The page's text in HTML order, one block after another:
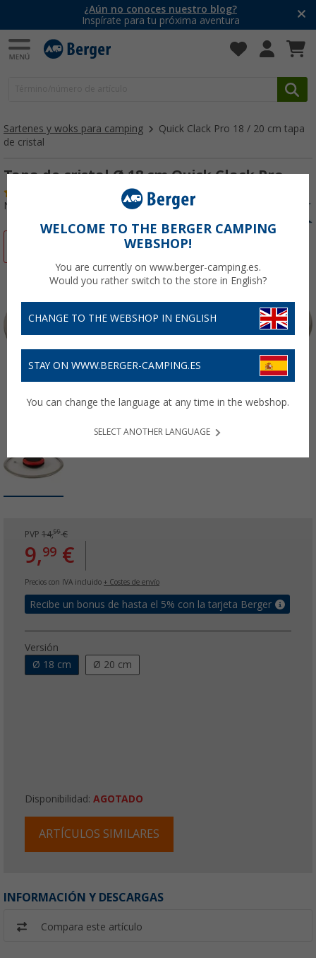
¿Aún no conoces nuestro blog?
Inspírate para tu próxima aventura
Sartenes y woks para camping
Quick Clack Pro 18 / 20 cm tapa
de cristal
Tapa de cristal Ø 18 cm Quick Clack Pro
Nº de artículo 447620
PVP 14,99€
9,99 €
Precios con IVA incluido + Costes de envío
Recibe un bonus de hasta el 5% con la tarjeta Berger
Versión
Ø 18 cm
Ø 20 cm
Disponibilidad: AGOTADO
ARTÍCULOS SIMILARES
INFORMACIÓN Y DESCARGAS
Compara este artículo
WELCOME TO THE BERGER CAMPING
WEBSHOP!
You are currently on www.berger-camping.es.
Would you rather switch to the store in English?
CHANGE TO THE WEBSHOP IN ENGLISH
STAY ON WWW.BERGER-CAMPING.ES
You can change the language at any time in the webshop.
SELECT ANOTHER LANGUAGE